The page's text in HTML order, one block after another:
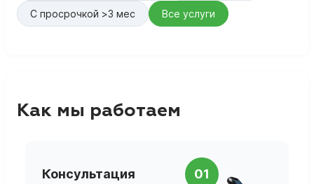
С просрочкой >3 мес Все услуги
Как мы работаем
Консультация 01